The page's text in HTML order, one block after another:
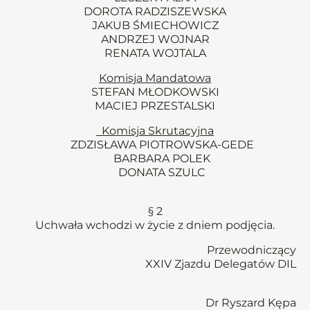
DOROTA RADZISZEWSKA
JAKUB ŚMIECHOWICZ
ANDRZEJ WOJNAR
RENATA WOJTALA
Komisja Mandatowa
STEFAN MŁODKOWSKI
MACIEJ PRZESTALSKI
Komisja Skrutacyjna
ZDZISŁAWA PIOTROWSKA-GEDE
BARBARA POLEK
DONATA SZULC
§ 2
Uchwała wchodzi w życie z dniem podjęcia.
Przewodniczący
XXIV Zjazdu Delegatów DIL
Dr Ryszard Kępa